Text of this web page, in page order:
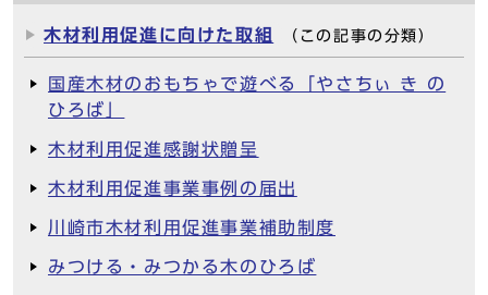
木材利用促進に向けた取組 （この記事の分類）
国産木材のおもちゃで遊べる「やさちぃ き の
ひろば」
木材利用促進感謝状贈呈
木材利用促進事業事例の届出
川崎市木材利用促進事業補助制度
みつける・みつかる木のひろば